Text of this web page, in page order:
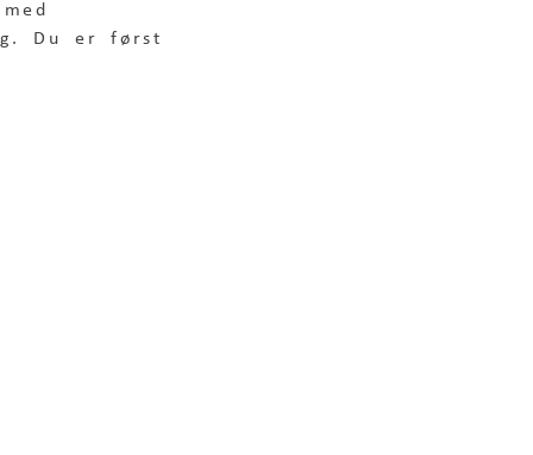
Du er først